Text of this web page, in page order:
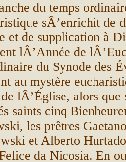
du temps
sÂ’enrichit de
et de supplication à
lÂ’Année de
du Synode des
au mystère
lÂ’Église, alors que
saints cinq
les prêtres
et Alberto
da Nicosia. En